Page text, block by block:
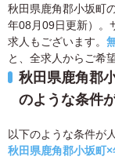
秋田県鹿角郡小坂町
年08月09日更新）。
求人もございます。
と、全求人からご希
秋田県鹿角郡
のような条件
以下のような条件が
秋田県鹿角郡小坂町